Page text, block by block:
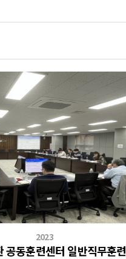
2023
공동훈련센터 일반직무훈련